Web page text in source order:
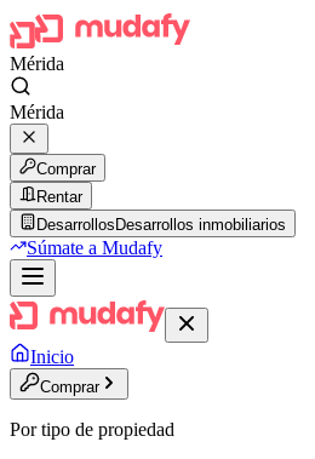
Mérida
Mérida
Comprar
Rentar
Desarrollos Desarrollos inmobiliarios
Súmate a Mudafy
Inicio
Comprar
Por tipo de propiedad